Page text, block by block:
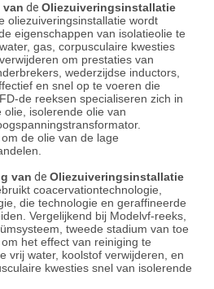
van de Oliezuiveringsinstallatie
oliezuiveringsinstallatie wordt
eigenschappen van isolatieolie te
gas, corpusculaire kwesties
om prestaties van
wederzijdse inductors,
en snel op te voeren die
de reeksen specialiseren zich in
isolerende olie van
de olie van de lage
van de Oliezuiveringsinstallatie
coacervationtechnologie,
die technologie en geraffineerde
Vergelijkend bij Modelvf-reeks,
tweede stadium van toe
het effect van reiniging te
vrij water, koolstof verwijderen, en
kwesties snel van isolerende